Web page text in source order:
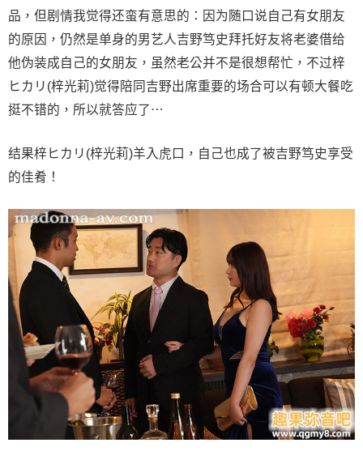
品，但剧情我觉得还蛮有意思的：因为随口说自己有女朋友
的原因，仍然是单身的男艺人吉野笃史拜托好友将老婆借给
他伪装成自己的女朋友，虽然老公并不是很想帮忙，不过梓
ヒカリ(梓光莉)觉得陪同吉野出席重要的场合可以有顿大餐吃
挺不错的，所以就答应了⋯
结果梓ヒカリ(梓光莉)羊入虎口，自己也成了被吉野笃史享受
的佳肴！